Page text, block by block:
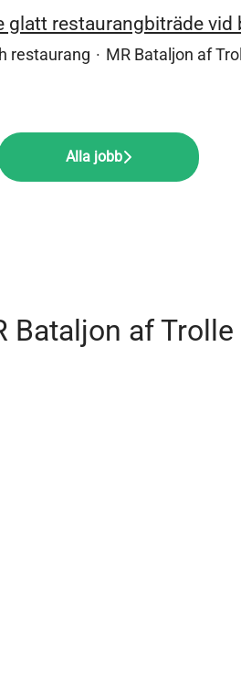
glatt restaurangbiträde vid
restaurang · MR Bataljon af
Alla jobb
Bataljon af Trolle